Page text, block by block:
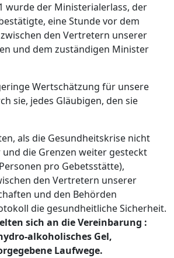
wurde der Ministerialerlass, der
eine Stunde vor dem
den Vertretern unserer
und dem zuständigen Minister
Wertschätzung für unsere
sie, jedes Gläubigen, den sie
als die Gesundheitskrise nicht
die Grenzen weiter gesteckt
pro Gebetsstätte),
den Vertretern unserer
und den Behörden
die gesundheitliche Sicherheit.
sich an die Vereinbarung :
alkoholisches Gel,
Laufwege.